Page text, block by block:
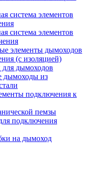
система элементов
система элементов
элементы дымоходов
(с изоляцией)
дымоходов
дымоходы из
подключения к
пемзы
подключения
на дымоход